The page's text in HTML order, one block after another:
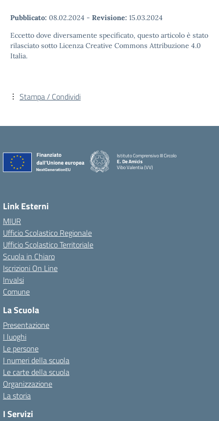
Pubblicato: 08.02.2024 - Revisione: 15.03.2024
Eccetto dove diversamente specificato, questo articolo è stato
rilasciato sotto Licenza Creative Commons Attribuzione 4.0
Italia.
Stampa / Condividi
Istituto Comprensivo III Circolo
E. De Amicis
Vibo Valentia (VV)
Link Esterni
MIUR
Ufficio Scolastico Regionale
Ufficio Scolastico Territoriale
Scuola in Chiaro
Iscrizioni On Line
Invalsi
Comune
La Scuola
Presentazione
I luoghi
Le persone
I numeri della scuola
Le carte della scuola
Organizzazione
La storia
I Servizi